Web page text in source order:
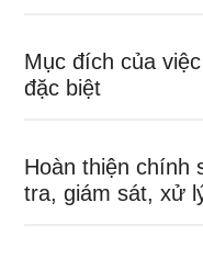
Mục đích của
đặc biệt
Hoàn thiện chính
tra, giám sát, xử